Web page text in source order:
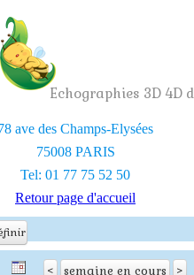
Echographies 3D 4D
ave des Champs-Elysées
75008 PARIS
Tel: 01 77 75 52 50
Retour page d'accueil